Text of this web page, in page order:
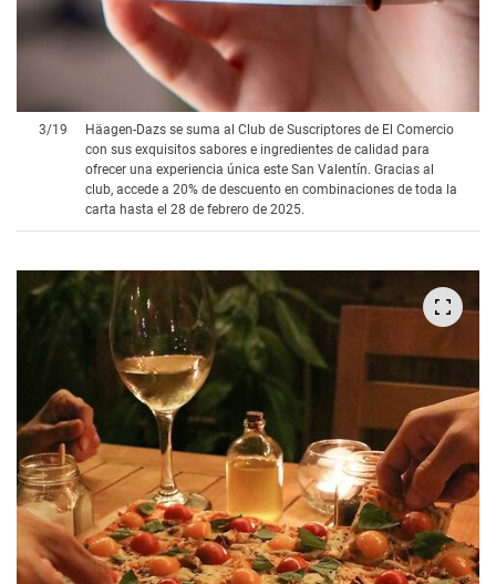
3/19
Häagen-Dazs se suma al Club de Suscriptores de El Comercio
con sus exquisitos sabores e ingredientes de calidad para
ofrecer una experiencia única este San Valentín. Gracias al
club, accede a 20% de descuento en combinaciones de toda la
carta hasta el 28 de febrero de 2025.